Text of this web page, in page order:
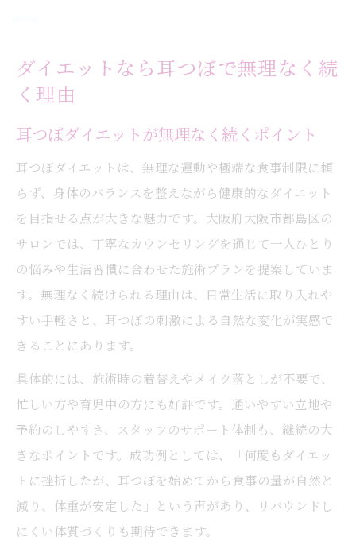
ダイエットなら耳つぼで無理なく続
く理由
耳つぼダイエットが無理なく続くポイント
耳つぼダイエットは、無理な運動や極端な食事制限に頼
らず、身体のバランスを整えながら健康的なダイエット
を目指せる点が大きな魅力です。大阪府大阪市都島区の
サロンでは、丁寧なカウンセリングを通じて一人ひとり
の悩みや生活習慣に合わせた施術プランを提案していま
す。無理なく続けられる理由は、日常生活に取り入れや
すい手軽さと、耳つぼの刺激による自然な変化が実感で
きることにあります。
具体的には、施術時の着替えやメイク落としが不要で、
忙しい方や育児中の方にも好評です。通いやすい立地や
予約のしやすさ、スタッフのサポート体制も、継続の大
きなポイントです。成功例としては、「何度もダイエッ
トに挫折したが、耳つぼを始めてから食事の量が自然と
減り、体重が安定した」という声があり、リバウンドし
にくい体質づくりも期待できます。